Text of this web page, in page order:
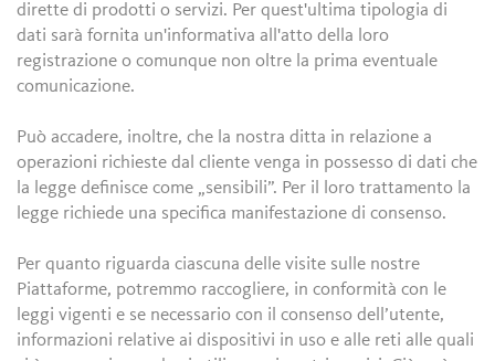
dirette di prodotti o servizi. Per quest'ultima tipologia di
dati sarà fornita un'informativa all'atto della loro
registrazione o comunque non oltre la prima eventuale
comunicazione.
Può accadere, inoltre, che la nostra ditta in relazione a
operazioni richieste dal cliente venga in possesso di dati che
la legge definisce come „sensibili”. Per il loro trattamento la
legge richiede una specifica manifestazione di consenso.
Per quanto riguarda ciascuna delle visite sulle nostre
Piattaforme, potremmo raccogliere, in conformità con le
leggi vigenti e se necessario con il consenso dell’utente,
informazioni relative ai dispositivi in uso e alle reti alle quali